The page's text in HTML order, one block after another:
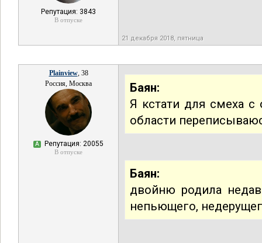
Репутация: 3843
В отпуске
21 декабря 2018, пятница
Plainview, 38
Россия, Москва
А Репутация: 20055
В отпуске
Баян:
Я кстати для смеха с
области
Баян:
двойню родила
непьющего,